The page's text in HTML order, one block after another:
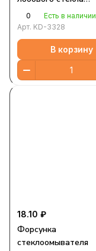
универсальная
0
Есть в наличии
Арт. KD-3328
В корзину
18.10 ₽
Форсунка
стеклоомывателя